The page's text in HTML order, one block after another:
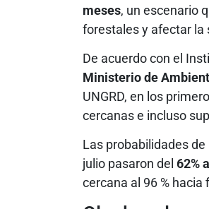
meses, un escenario
forestales y afectar la
De acuerdo con el
Ministerio de
UNGRD, en los
cercanas e incluso
Las probabilidades
julio pasaron del 62%
cercana al 96 %